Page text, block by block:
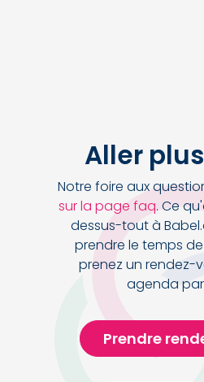
Aller
Notre foire aux
sur la page faq. Ce
dessus-tout à
prendre le temps
prenez un rendez-
agenda
Prendre